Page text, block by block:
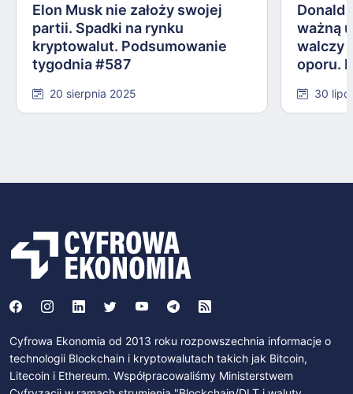
Elon Musk nie założy swojej
partii. Spadki na rynku
kryptowalut. Podsumowanie
tygodnia #587
20 sierpnia 2025
Donald
ważną
walczy
oporu.
30
Cyfrowa Ekonomia od 2013 roku rozpowszechnia informacje o
technologii Blockchain i kryptowalutach takich jak Bitcoin,
Litecoin i Ethereum. Współpracowaliśmy Ministerstwem